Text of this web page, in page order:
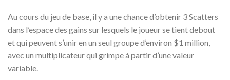
Au cours du jeu de base, il y a une chance d’obtenir 3 Scatters
dans l’espace des gains sur lesquels le joueur se tient debout
et qui peuvent s’unir en un seul groupe d’environ $1 million,
avec un multiplicateur qui grimpe à partir d’une valeur
variable.